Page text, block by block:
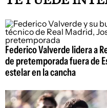
Federico Valverde lidera a
de pretemporada fuera de
estelar en la cancha